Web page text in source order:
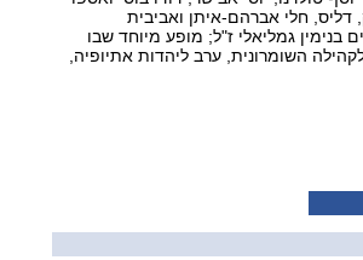
דליס, חלי אברהם-איתן ואביבית
בנימין גמליאלי ז"ל; מופע מיוחד שבו
השומרונית, ערב ליהדות אתיופיה,